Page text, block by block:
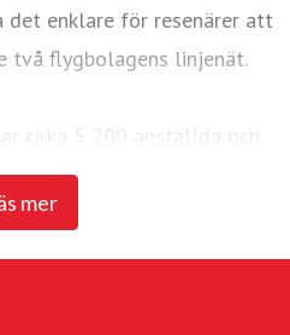
mer
enklare för resenärer att
två flygbolagens linjenät.
cirka 5 200 anställda och
som binder samman de
brett utbud av destinationer i